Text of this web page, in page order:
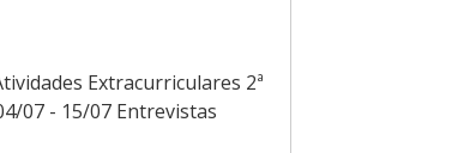
Extracurriculares 2ª
07 - 15/07 Entrevistas